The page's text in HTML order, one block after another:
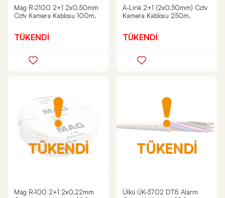
Mag R-2100 2+1 2x0.50mm
Cctv Kamera Kablosu 100m.
TÜKENDİ
A-Link 2+1 (2x0.50mm) Cctv
Kamera Kablosu 250m.
TÜKENDİ
TÜKENDİ
Mag R-100 2+1 2x0.22mm
TÜKENDİ
Ülkü ÜK-3702 DT8 Alarm